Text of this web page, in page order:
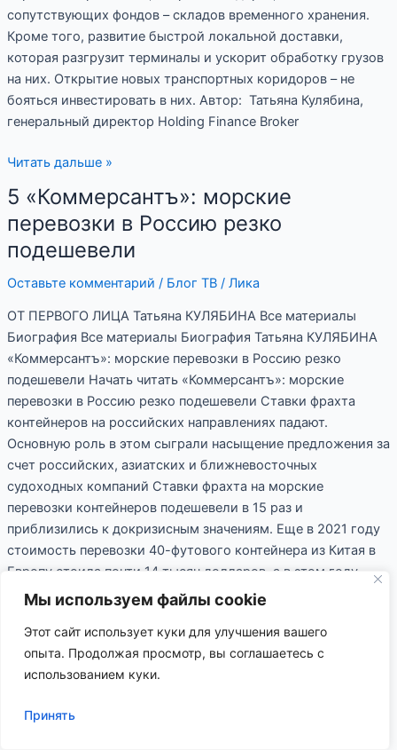
Мы используем файлы cookie
Этот сайт использует куки для улучшения вашего
опыта. Продолжая просмотр, вы соглашаетесь с
использованием куки.
Принять
сопутствующих фондов – складов временного хранения.
Кроме того, развитие быстрой локальной доставки,
которая разгрузит терминалы и ускорит обработку грузов
на них. Открытие новых транспортных коридоров – не
бояться инвестировать в них. Автор: Татьяна Кулябина,
генеральный директор Holding Finance Broker
Читать дальше »
5 «Коммерсантъ»: морские
перевозки в Россию резко
подешевели
Оставьте комментарий / Блог ТВ/ Лика
ОТ ПЕРВОГО ЛИЦА Татьяна КУЛЯБИНА Все материалы
Биография Все материалы Биография Татьяна КУЛЯБИНА
«Коммерсантъ»: морские перевозки в Россию резко
подешевели Начать читать «Коммерсантъ»: морские
перевозки в Россию резко подешевели Ставки фрахта
контейнеров на российских направлениях падают.
Основную роль в этом сыграли насыщение предложения за
счет российских, азиатских и ближневосточных
судоходных компаний Ставки фрахта на морские
перевозки контейнеров подешевели в 15 раз и
приблизились к докризисным значениям. Еще в 2021 году
стоимость перевозки 40-футового контейнера из Китая в
Европу стоила почти 14 тысяч долларов, а в этом году
ставка опустилась ниже 900 долларов. Ставки фрахта на
снижаются. Радиостанция Business FM спросила
участников рынка, по каким расценкам сейчас перевозят
контейнеры и заметили ли они резкое удешевление:
Кулябина: «За последние полгода наблюдается
5
морские
перевозки
в Россию
подешевели